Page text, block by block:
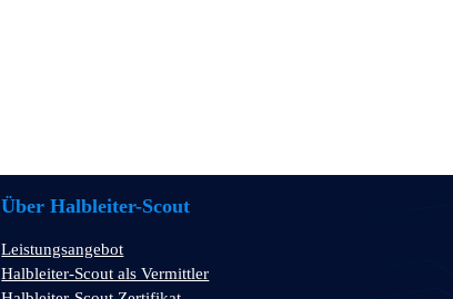
Über Halbleiter-Scout
Leistungsangebot
Halbleiter-Scout als Vermittler